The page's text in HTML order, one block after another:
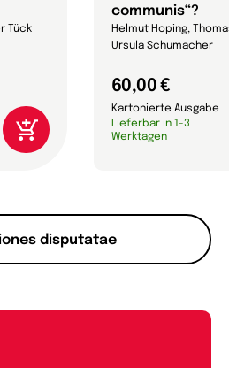
disputatae
Tück
communis“?
Helmut Hoping,
Ursula Schumacher
60,00 €
Kartonierte Ausgabe
Lieferbar in 1-3
Werktagen